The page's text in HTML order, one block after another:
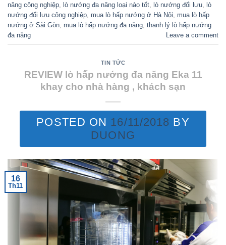
năng công nghiệp lò nướng đa năng loại nào tốt lò nướng đối lưu lò
nướng đối lưu công nghiệp mua lò hấp nướng ở Hà Nội mua lò hấp
nướng ở Sài Gòn mua lò hấp nướng đa năng thanh lý lò hấp nướng
đa năng
Leave a comment
TIN TỨC
REVIEW lò hấp nướng đa năng Eka 11
khay cho nhà hàng , khách sạn
POSTED ON 16/11/2018 BY
DUONG
16
Th11